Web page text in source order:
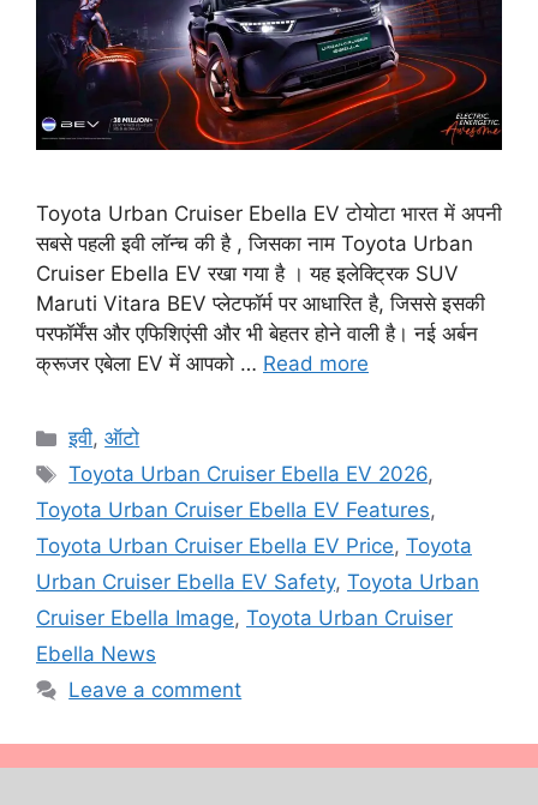
Toyota Urban Cruiser Ebella EV टोयोटा भारत में अपनी
सबसे पहली इवी लॉन्च की है , जिसका नाम Toyota Urban
Cruiser Ebella EV रखा गया है । यह इलेक्ट्रिक SUV
Maruti Vitara BEV प्लेटफॉर्म पर आधारित है, जिससे इसकी
परफॉर्मेंस और एफिशिएंसी और भी बेहतर होने वाली है। नई अर्बन
क्रूजर एबेला EV में आपको … Read more
Categories
इवी,ऑटो
Tags
Toyota Urban Cruiser Ebella EV 2026,
Toyota Urban Cruiser Ebella EV Features,
Toyota Urban Cruiser Ebella EV Price, Toyota
Urban Cruiser Ebella EV Safety, Toyota Urban
Cruiser Ebella Image, Toyota Urban Cruiser
Ebella News
Leave a comment